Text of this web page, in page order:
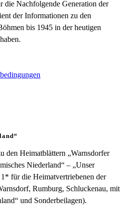
die Nachfolgende Generation der
der Informationen zu den
bis 1945 in der heutigen
den Heimatblättern „Warnsdorfer
Niederland“ – „Unser
für die Heimatvertriebenen der
Rumburg, Schluckenau, mit
und Sonderbeilagen).